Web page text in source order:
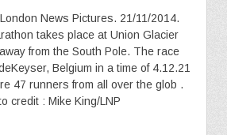
News Pictures. 21/11/2014.
takes place at Union Glacier
from the South Pole. The race
Belgium in a time of 4.12.21
47 runners from all over the glob .
credit : Mike King/LNP